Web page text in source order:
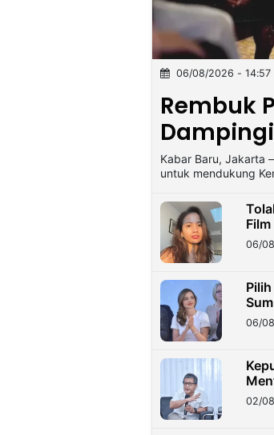
06/08/2026 - 14:57
Rembuk
Kabar Baru, Jakarta
untuk mendukung
06/
06/
02/